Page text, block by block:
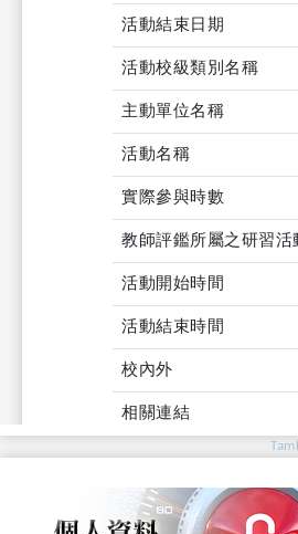
活動結束日期
活動校級類別名稱
主動單位名稱
活動名稱
實際參與時數
教師評鑑所屬之研習活
活動開始時間
活動結束時間
校內外
相關連結